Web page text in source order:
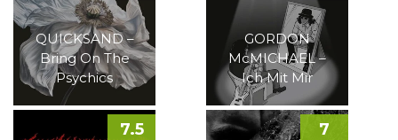
QUICKSAND –
Bring On The
Psychics
GORDON
McMICHAEL –
Ich Mit Mir
7.5 7